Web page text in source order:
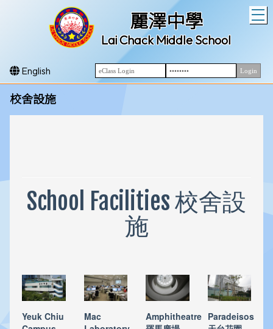
麗澤中學
Lai Chack Middle School
English
校舍設施